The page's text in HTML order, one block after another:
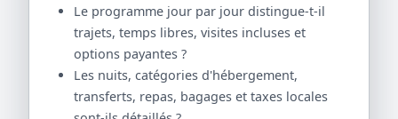
Le programme jour par jour distingue-t-il
trajets, temps libres, visites incluses et
options payantes ?
Les nuits, catégories d'hébergement,
transferts, repas, bagages et taxes locales